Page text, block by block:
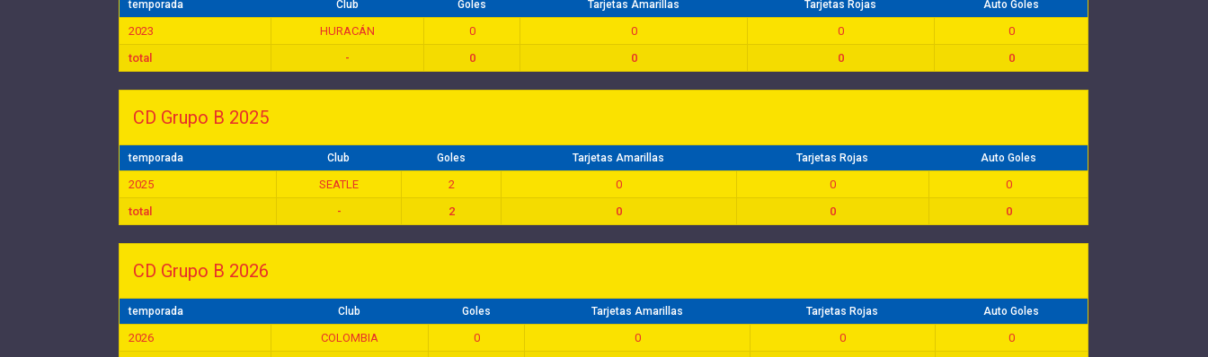
temporada Club Goles Tarjetas Amarillas Tarjetas Rojas Auto Goles
2023 HURACÁN 0 0 0
0
total
- 0 0 0 0
CD Grupo B 2025
temporada Club Goles Tarjetas Amarillas Tarjetas Rojas Auto Goles
2025 SEATLE 2 0 0
0
total
- 2 0 0 0
CD Grupo B 2026
temporada Club Goles Tarjetas Amarillas Tarjetas Rojas Auto Goles
2026 COLOMBIA 0 0 0
0